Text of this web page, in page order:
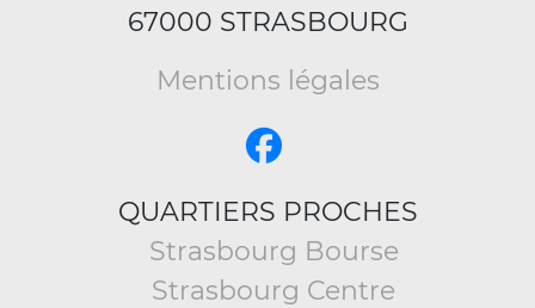
67000 STRASBOURG
Mentions légales
QUARTIERS PROCHES
Strasbourg Bourse
Strasbourg Centre